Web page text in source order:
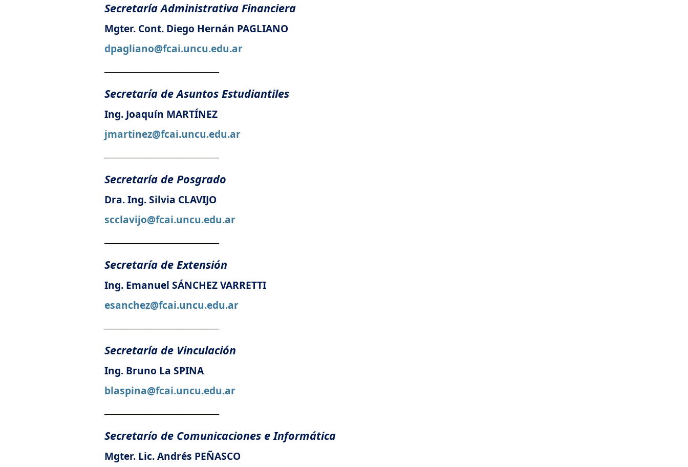
Secretaría Administrativa Financiera
Mgter. Cont. Diego Hernán PAGLIANO
dpagliano@fcai.uncu.edu.ar
Secretaría de Asuntos Estudiantiles
Ing. Joaquín MARTÍNEZ
jmartinez@fcai.uncu.edu.ar
Secretaría de Posgrado
Dra. Ing. Silvia CLAVIJO
scclavijo@fcai.uncu.edu.ar
Secretaría de Extensión
Ing. Emanuel SÁNCHEZ VARRETTI
esanchez@fcai.uncu.edu.ar
Secretaría de Vinculación
Ing. Bruno La SPINA
blaspina@fcai.uncu.edu.ar
Secretarío de Comunicaciones e Informática
Mgter. Lic. Andrés PEÑASCO